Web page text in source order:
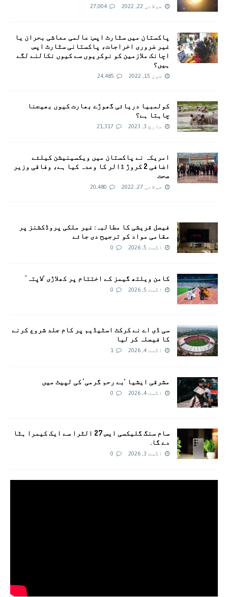
جولائی 22, 2022 27,004
پاکستان میں سٹارٹ اپس: عالمی معاشی بحران یا
غیر ضروری اخراجات، پاکستانی سٹارٹ اپس
اچانک ملازمین کو نوکریوں سے کیوں نکالنے لگے
ہیں؟
جون 15, 2022 24,485
کولمبیا دریائی گھوڑے بھارت کیوں بھیجنا
چاہتا ہے؟
مارچ 3, 2023 21,317
امريکہ نے پاکستان میں ویکسینیشن کیلئے
اضافی 2 کروڑ ڈالر کا وعدہ کیا ہے، وفاقی وزیر
صحت
جولائی 27, 2022 20,480
فیصل قریشی کا مطالبہ: غیر ملکی پروڈکشنز پر
مقامی مواد کو ترجیح دی جائے
اگست 5, 2026 0
کامن ویلتھ گیمز کے اختتام پر کھلاڑی ‘لاپتہ’
اگست 5, 2026 0
سی ڈی اے نے کرکٹ اسٹیڈیم پر کام جلد شروع کرنے
کا فیصلہ کر لیا
اگست 4, 2026 1
مشرقی ایشیا ‘بے رحم گرمی’ کی لپیٹ میں
اگست 4, 2026 0
سام سنگ گلیکسی ایس 27 الٹرا سے ایک کیمرا ہٹا
دے گا.
اگست 3, 2026 0